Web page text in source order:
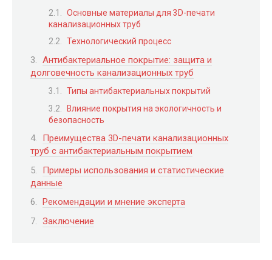
Основные материалы для 3D-печати
канализационных труб
Технологический процесс
Антибактериальное покрытие: защита и
долговечность канализационных труб
Типы антибактериальных покрытий
Влияние покрытия на экологичность и
безопасность
Преимущества 3D-печати канализационных
труб с антибактериальным покрытием
Примеры использования и статистические
данные
Рекомендации и мнение эксперта
Заключение